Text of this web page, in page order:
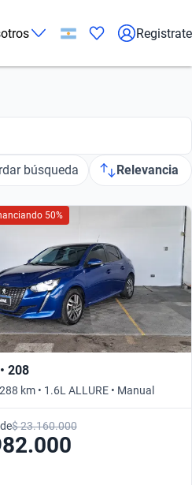
Registrate
búsqueda Relevancia
50%
208
km • 1.6L ALLURE • Manual
$ 23.160.000